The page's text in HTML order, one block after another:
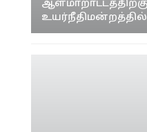
ஏஐ டீப்-பேக் மற்றும்
உயர்நீதிமன்றத்தில்